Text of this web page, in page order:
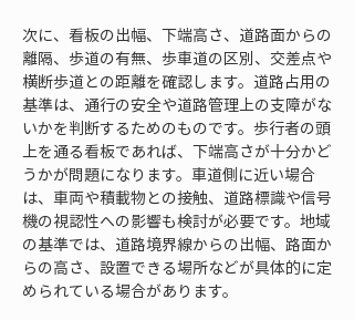
次に、看板の出幅、下端高さ、道路面からの
離隔、歩道の有無、歩車道の区別、交差点や
横断歩道との距離を確認します。道路占用の
基準は、通行の安全や道路管理上の支障がな
いかを判断するためのものです。歩行者の頭
上を通る看板であれば、下端高さが十分かど
うかが問題になります。車道側に近い場合
は、車両や積載物との接触、道路標識や信号
機の視認性への影響も検討が必要です。地域
の基準では、道路境界線からの出幅、路面か
らの高さ、設置できる場所などが具体的に定
められている場合があります。